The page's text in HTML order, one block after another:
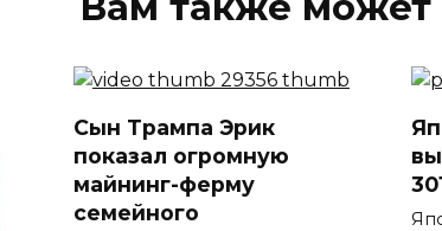
Сын Трампа Эрик
показал огромную
майнинг-ферму
семейного